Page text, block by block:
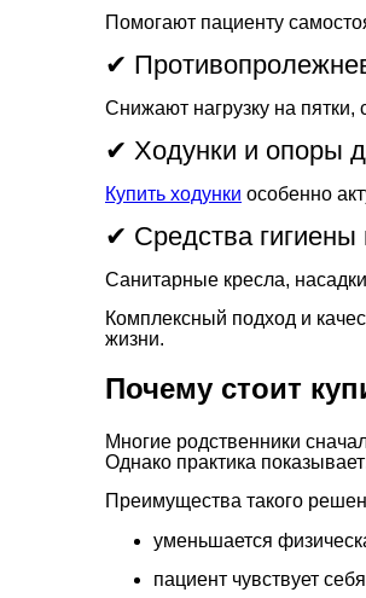
Помогают пациенту
✔
Снижают нагрузку на пятки,
✔ Ходунки и опоры
Купить ходунки особенно
✔ Средства гигиены
Санитарные кресла,
Комплексный подход и
жизни.
Почему стоит
Многие родственники
Однако практика
Преимущества такого
уменьшается
пациент чувствует